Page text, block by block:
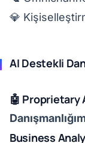
💎
AI Destekli
🤖 Proprietary
Business